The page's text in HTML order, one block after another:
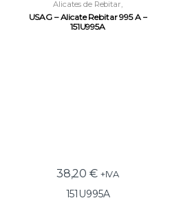
Alicates de Rebitar,
Ferramentas Ferramentas de
Fixação
USAG – Alicate Rebitar 995 A –
151U995A
38,20 € +IVA
151U995A